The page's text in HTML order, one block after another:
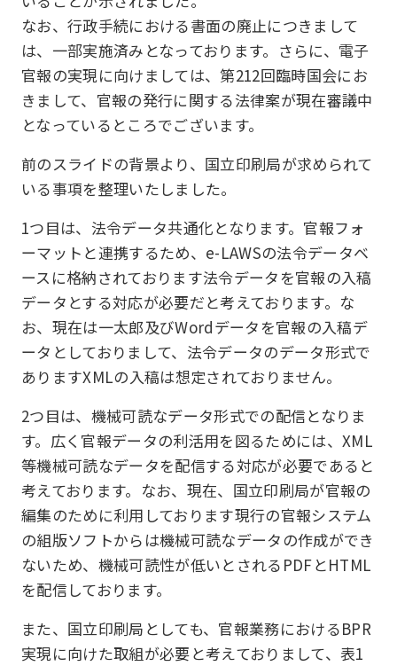
なお、行政手続における書面の廃止につきまして
は、一部実施済みとなっております。さらに、電子
官報の実現に向けましては、第212回臨時国会にお
きまして、官報の発行に関する法律案が現在審議中
となっているところでございます。
前のスライドの背景より、国立印刷局が求められて
いる事項を整理いたしました。
1つ目は、法令データ共通化となります。官報フォ
ーマットと連携するため、e-LAWSの法令データベ
ースに格納されております法令データを官報の入稿
データとする対応が必要だと考えております。な
お、現在は一太郎及びWordデータを官報の入稿デ
ータとしておりまして、法令データのデータ形式で
ありますXMLの入稿は想定されておりません。
2つ目は、機械可読なデータ形式での配信となりま
す。広く官報データの利活用を図るためには、XML
等機械可読なデータを配信する対応が必要であると
考えております。なお、現在、国立印刷局が官報の
編集のために利用しております現行の官報システム
の組版ソフトからは機械可読なデータの作成ができ
ないため、機械可読性が低いとされるPDFとHTML
を配信しております。
また、国立印刷局としても、官報業務におけるBPR
実現に向けた取組が必要と考えておりまして、表1